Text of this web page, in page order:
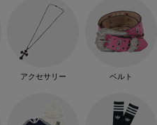
アクセサリー ベルト